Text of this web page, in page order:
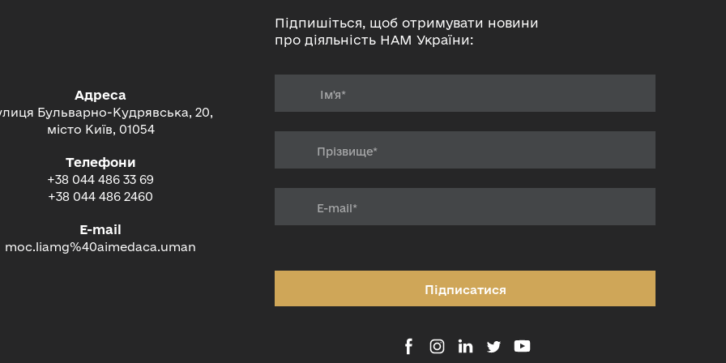
Адреса
Бульварно-Кудрявська, 20,
місто Київ, 01054
Телефони
+38 044 486 33 69
+38 044 486 2460
E-mail
moc.liamg%40aimedaca.uman
Підпишіться, щоб отримувати новини
про діяльність НАМ України:
Підписатися